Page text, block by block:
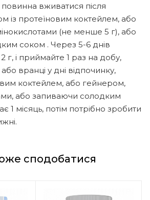
повинна вживатися після
із протеїновим коктейлем, або
(не менше 5 г), або
соком . Через 5-6 днів
г, і приймайте 1 раз на добу,
вранці у дні відпочинку,
коктейлем, або гейнером,
або запиваючи солодким
1 місяць, потім потрібно зробити
сподобатися